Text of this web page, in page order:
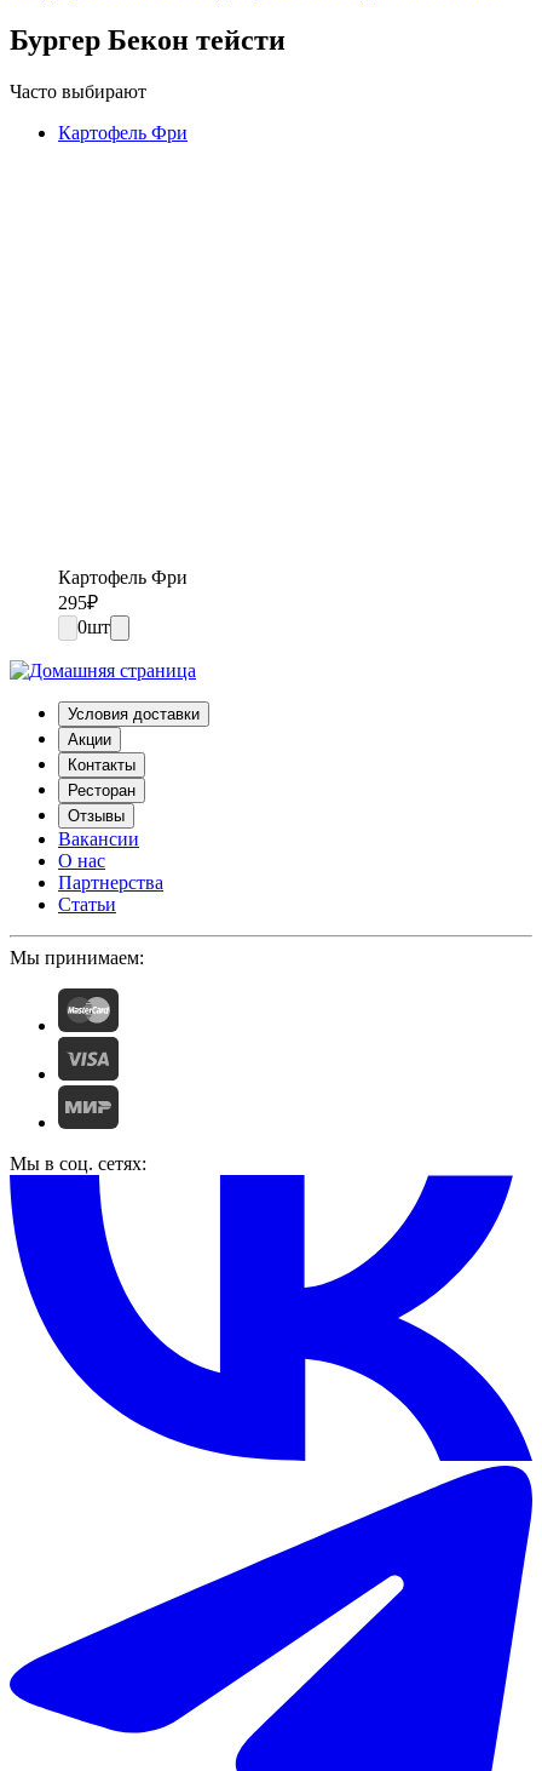
Бургер Бекон тейсти
Часто выбирают
Картофель Фри
Картофель Фри
295₽
0шт
Условия доставки
Акции
Контакты
Ресторан
Отзывы
Вакансии
О нас
Партнерства
Статьи
Мы принимаем:
Мы в соц. сетях: